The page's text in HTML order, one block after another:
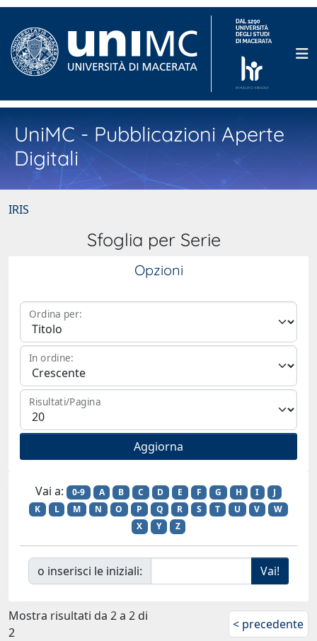
UniMC - Pubblicazioni Aperte
Digitali
IRIS
Sfoglia per Serie
Opzioni
Ordina per:
In ordine:
Risultati/Pagina
Vai a: 0-9 A B C D E F G H I
J
K
L M N O P Q R S T U V
W
X
Y Z
o inserisci le iniziali:
Mostra risultati da 2 a 2 di
2
< precedente